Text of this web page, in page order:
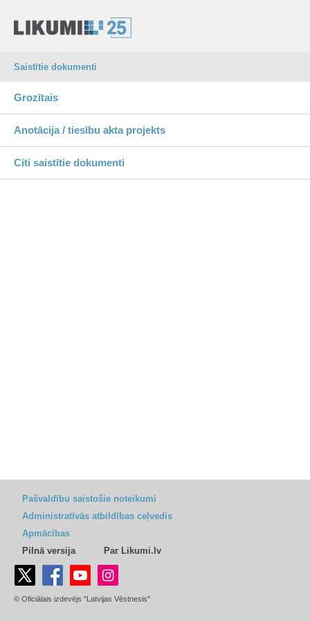
Saistītie dokumenti
Grozītais
Anotācija / tiesību akta projekts
Citi saistītie dokumenti
Pašvaldību saistošie noteikumi
Administratīvās atbildības ceļvedis
Apmācības
Pilnā versija
Par Likumi.lv
© Oficiālais izdevējs "Latvijas Vēstnesis"